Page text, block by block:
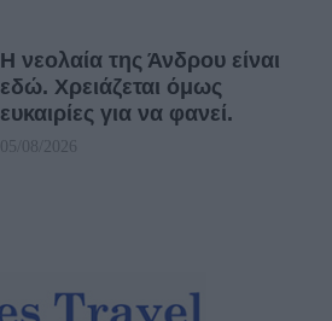
Η νεολαία της Άνδρου είναι
εδώ. Χρειάζεται όμως
ευκαιρίες για να φανεί.
05/08/2026